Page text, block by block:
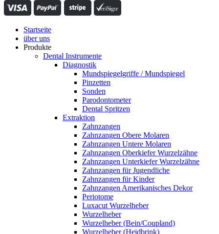
Startseite
über uns
Produkte
Dental Instrumente
Diagnostik
Mundspiegelgriffe / Mundspiegel
Pinzetten
Sonden
Parodontometer
Dental Spritzen
Extraktion
Zahnzangen
Zahnzangen Obere Molaren
Zahnzangen Untere Molaren
Zahnzangen Oberkiefer Wurzelzähne
Zahnzangen Unterkiefer Wurzelzähne
Zahnzangen für Jugendliche
Zahnzangen für Kinder
Zahnzangen Amerikanisches Dekor
Periotome
Luxacut Wurzelheber
Wurzelheber
Wurzelheber (Bein/Coupland)
Wurzelheber (Heidbrink)